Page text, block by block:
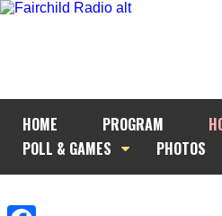
HOME PROGRAM
POLL & GAMES
PHOTOS